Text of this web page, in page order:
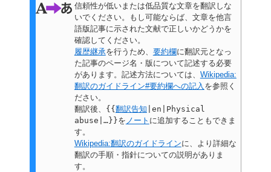
信頼性が低いまたは低品質な文章を翻訳しな
いでください。もし可能ならば、文章を他言
語版記事に示された文献で正しいかどうかを
確認してください。
履歴継承を行うため、 要約欄に翻訳元となっ
た記事のページ名・版について記述する必要
があります。記述方法については、 Wikipedia:
翻訳のガイドライン#要約欄への記入 を参照く
ださい。
翻訳後、 {{翻訳告知 |en|Physical
abuse|…}}を ノート に追加することもできま
す。
Wikipedia:翻訳のガイドラインに、より詳細な
翻訳の手順・指針についての説明がありま
す。